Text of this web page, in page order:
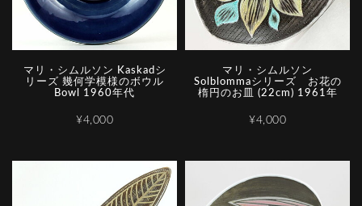
マリ・シムルソン Kaskadシ
リーズ 幾何学模様のボウル
Bowl 1960年代
¥4,000
マリ・シムルソン
Solblommaシリーズ お花の
楕円のお皿 (22cm) 1961年
¥4,000